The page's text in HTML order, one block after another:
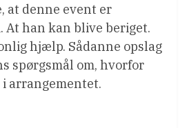
at denne event er
At han kan blive beriget.
hjælp. Sådanne opslag
spørgsmål om, hvorfor
arrangementet.